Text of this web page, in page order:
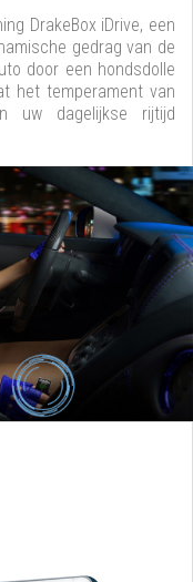
DrakeBox iDrive, een
gedrag van de
door een hondsdolle
het temperament van
uw dagelijkse rijtijd